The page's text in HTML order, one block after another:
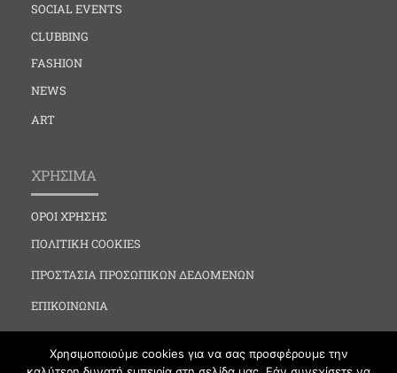
SOCIAL EVENTS
CLUBBING
FASHION
NEWS
ART
ΧΡΗΣΙΜΑ
ΟΡΟΙ ΧΡΗΣΗΣ
ΠΟΛΙΤΙΚΗ COOKIES
ΠΡΟΣΤΑΣΙΑ ΠΡΟΣΩΠΙΚΩΝ ΔΕΔΟΜΕΝΩΝ
ΕΠΙΚΟΙΝΩΝΙΑ
Χρησιμοποιούμε cookies για να σας προσφέρουμε την